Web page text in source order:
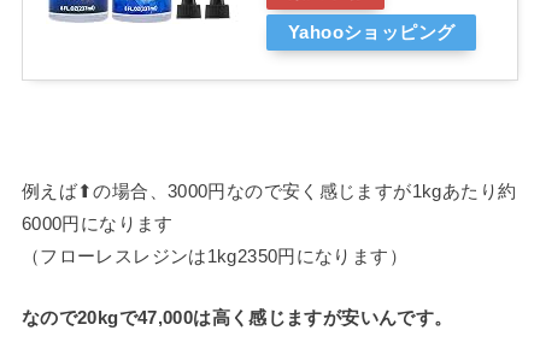
Yahooショッピング
例えば⬆︎の場合、3000円なので安く感じますが1kgあたり約
6000円になります
（フローレスレジンは1kg2350円になります）
なので20kgで47,000は高く感じますが安いんです。